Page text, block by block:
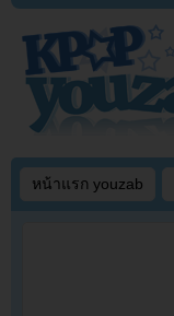
หน้าแรก youzab